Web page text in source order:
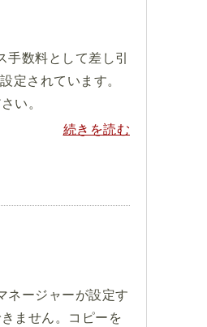
手数料として差し引
定されています。
い。
続きを読む
ネージャーが設定す
ません。コピーを